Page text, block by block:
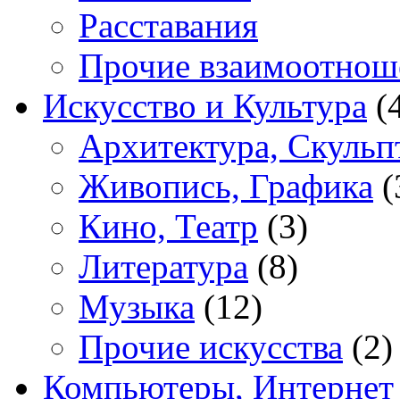
Расставания
Прочие
Искусство и Культура
Архитектура,
Живопись, Графика
Кино, Театр (3)
Литература (8)
Музыка (12)
Прочие искусства (2)
Компьютеры, Интернет